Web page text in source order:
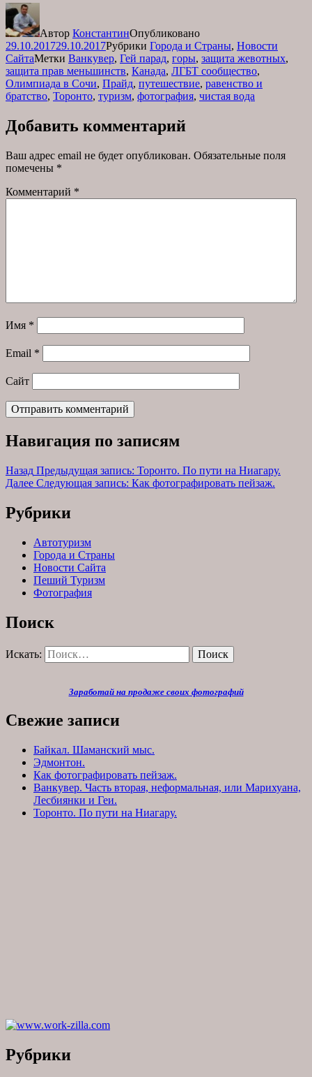
Автор КонстантинОпубликовано
29.10.201729.10.2017Рубрики Города и Страны, Новости
СайтаМетки Ванкувер, Гей парад, горы, защита жевотных,
защита прав меньшинств, Канада, ЛГБТ сообщество,
Олимпиада в Сочи, Прайд, путешествие, равенство и
братство, Торонто, туризм, фотография, чистая вода
Добавить комментарий
Ваш адрес email не будет опубликован. Обязательные поля
помечены *
Комментарий *
Имя *
Email *
Сайт
Навигация по записям
Назад Предыдущая запись: Торонто. По пути на Ниагару.
Далее Следующая запись: Как фотографировать пейзаж.
Рубрики
Автотуризм
Города и Страны
Новости Сайта
Пеший Туризм
Фотография
Поиск
Искать: Поиск
Заработай на продаже своих фотографий
Свежие записи
Байкал. Шаманский мыс.
Эдмонтон.
Как фотографировать пейзаж.
Ванкувер. Часть вторая, неформальная, или Марихуана,
Лесбиянки и Геи.
Торонто. По пути на Ниагару.
Рубрики